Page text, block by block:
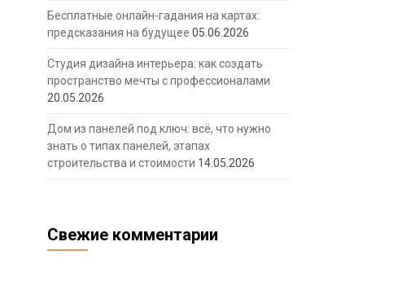
Бесплатные онлайн-гадания на картах:
предсказания на будущее 05.06.2026
Студия дизайна интерьера: как создать
пространство мечты с профессионалами
20.05.2026
Дом из панелей под ключ: всё, что нужно
знать о типах панелей, этапах
строительства и стоимости 14.05.2026
Свежие комментарии